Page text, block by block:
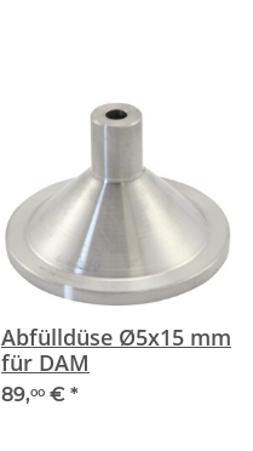
Abfülldüse Ø5x15 mm
für DAM
89,00 € *